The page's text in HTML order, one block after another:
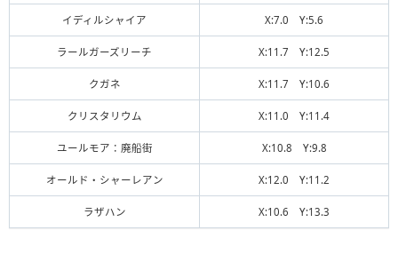
イディルシャイア X:7.0 Y:5.6
ラールガーズリーチ X:11.7 Y:12.5
クガネ X:11.7 Y:10.6
クリスタリウム X:11.0 Y:11.4
ユールモア：廃船街 X:10.8 Y:9.8
オールド・シャーレアン X:12.0 Y:11.2
ラザハン X:10.6 Y:13.3